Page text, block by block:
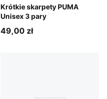
Krótkie skarpety PUMA
Unisex 3 pary
white
49,00 zł